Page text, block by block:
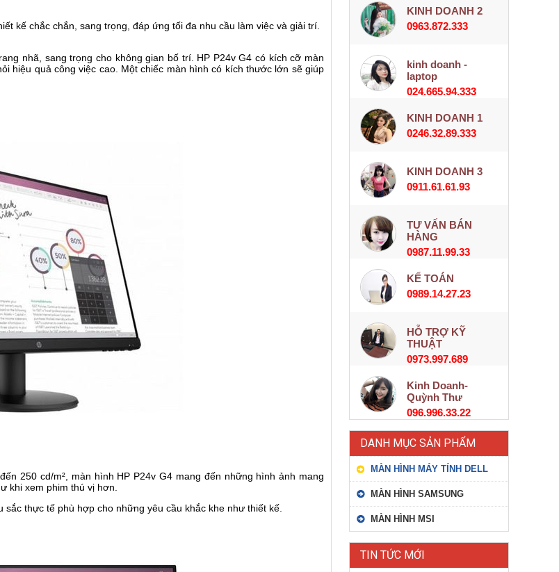
kế chắc chắn, sang trọng, đáp ứng tối đa nhu cầu làm việc và giải trí.
nhã, sang trọng cho không gian bố trí. HP P24v G4 có kích cỡ màn
hiệu quả công việc cao. Một chiếc màn hình có kích thước lớn sẽ giúp
250 cd/m², màn hình HP P24v G4 mang đến những hình ảnh mang
khi xem phim thú vị hơn.
thực tế phù hợp cho những yêu cầu khắc khe như thiết kế.
KINH DOANH 2
0963.872.333
kinh doanh -
laptop
024.665.94.333
KINH DOANH 1
0246.32.89.333
KINH DOANH 3
0911.61.61.93
TƯ VẤN BÁN
HÀNG
0987.11.99.33
KẾ TOÁN
0989.14.27.23
HỖ TRỢ KỸ
THUẬT
0973.997.689
Kinh Doanh-
Quỳnh Thư
096.996.33.22
DANH MỤC SẢN PHẨM
MÀN HÌNH MÁY TÍNH DELL
MÀN HÌNH SAMSUNG
MÀN HÌNH MSI
TIN TỨC MỚI